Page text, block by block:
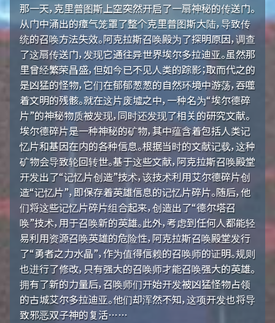
那一天，克里普图斯上空突然开启了一扇神秘的传送门。
从门中涌出的瘴气笼罩了整个克里普图斯大陆，导致传
统的召唤方法失效。阿克拉斯召唤殿为了探明原因，调查
了这扇传送门，发现它通往异世界埃尔多拉迪亚。虽然那
里曾经繁荣昌盛，但如今已不见人类的踪影；取而代之的
是凶猛的怪物，它们在郁郁葱葱的自然环境中游荡，吞噬
着文明的残骸。就在这片废墟之中，一种名为“埃尔德碎
片”的神秘物质被发现，同时还发现了相关的研究文献。
埃尔德碎片是一种神秘的矿物，其中蕴含着包括人类记
忆片和基因在内的各种信息。根据当时的文献记载，这种
矿物会导致轮回转世。基于这些文献，阿克拉斯召唤殿堂
开发出了“记忆片创造”技术，该技术利用艾尔德碎片创
造“记忆片”，即保存着英雄信息的记忆片碎片。随后，他
们将这些记忆片碎片组合起来，创造出了“德尔塔召
唤”技术，用于召唤新的英雄。此外，考虑到任何人都能轻
易利用资源召唤英雄的危险性，阿克拉斯召唤殿堂发行
了“勇者之力水晶”，作为值得信赖的召唤师的证明。规则
也进行了修改，只有强大的召唤师才能召唤强大的英雄。
拥有了新的力量后，召唤师们开始开发被凶猛怪物占领
的古城艾尔多拉迪亚。他们却浑然不知，这项开发也将导
致邪恶双子神的复活……